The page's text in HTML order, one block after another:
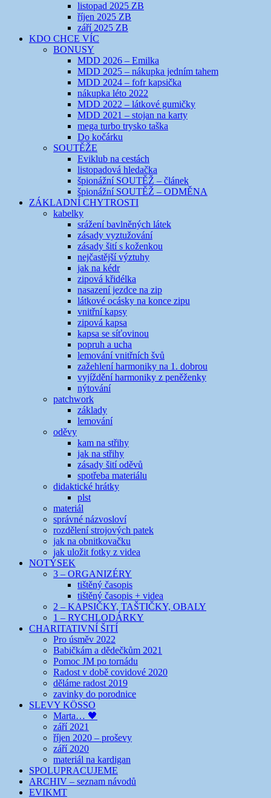
listopad 2025 ZB
říjen 2025 ZB
září 2025 ZB
KDO CHCE VÍC
BONUSY
MDD 2026 – Emilka
MDD 2025 – nákupka jedním tahem
MDD 2024 – fofr kapsička
nákupka léto 2022
MDD 2022 – látkové gumičky
MDD 2021 – stojan na karty
mega turbo trysko taška
Do kočárku
SOUTĚŽE
Eviklub na cestách
listopadová hledačka
špionážní SOUTĚŽ – článek
špionážní SOUTĚŽ – ODMĚNA
ZÁKLADNÍ CHYTROSTI
kabelky
srážení bavlněných látek
zásady vyztužování
zásady šití s koženkou
nejčastější výztuhy
jak na kédr
zipová křidélka
nasazení jezdce na zip
látkové ocásky na konce zipu
vnitřní kapsy
zipová kapsa
kapsa se síťovinou
popruh a ucha
lemování vnitřních švů
zažehlení harmoniky na 1. dobrou
vyjíždění harmoniky z peněženky
nýtování
patchwork
základy
lemování
oděvy
kam na střihy
jak na střihy
zásady šití oděvů
spotřeba materiálu
didaktické hrátky
plst
materiál
správné názvosloví
rozdělení strojových patek
jak na obnitkovačku
jak uložit fotky z videa
NOTÝSEK
3 – ORGANIZÉRY
tištěný časopis
tištěný časopis + videa
2 – KAPSIČKY, TAŠTIČKY, OBALY
1 – RYCHLODÁRKY
CHARITATIVNÍ ŠITÍ
Pro úsměv 2022
Babičkám a dědečkům 2021
Pomoc JM po tornádu
Radost v době covidové 2020
děláme radost 2019
zavinky do porodnice
SLEVY KÖSSO
Marta… 🖤
září 2021
říjen 2020 – proševy
září 2020
materiál na kardigan
SPOLUPRACUJEME
ARCHIV – seznam návodů
EVIKMT